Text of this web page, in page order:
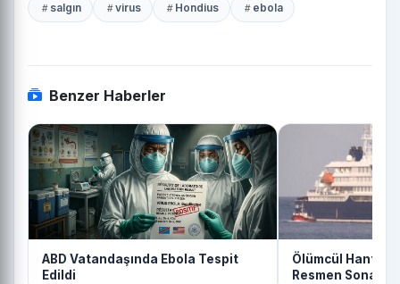
salgın virus Hondius ebola
Benzer Haberler
ABD Vatandaşında Ebola Tespit
Edildi
Ölümcül
Resmen Sona